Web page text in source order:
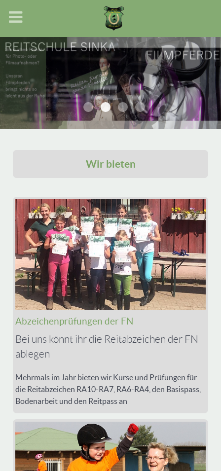
Wir bieten
Abzeichenprüfungen der FN
Bei uns könnt ihr die Reitabzeichen der FN
ablegen
Mehrmals im Jahr bieten wir Kurse und Prüfungen für
die Reitabzeichen RA10-RA7, RA6-RA4, den Basispass,
Bodenarbeit und den Reitpass an